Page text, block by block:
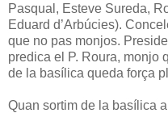
Pasqual, Esteve Sureda,
Eduard d’Arbúcies).
que no pas monjos.
predica el P. Roura, monjo
de la basílica queda força
Quan sortim de la basílica